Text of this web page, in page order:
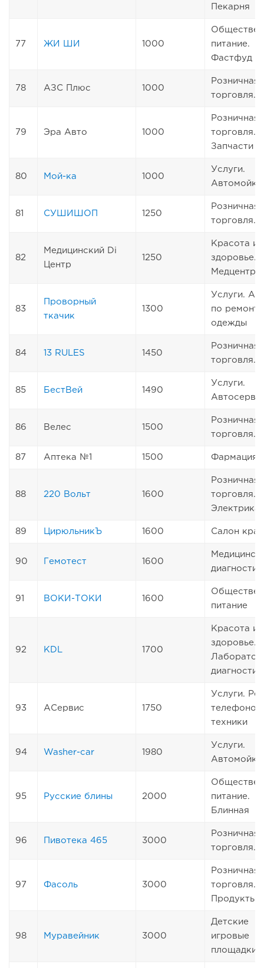
Пекарня
77 ЖИ ШИ 1000
питание.
Фастфуд
78 АЗС Плюс 1000
Розничная
торговля.
79 Эра Авто 1000
Розничная
торговля.
Запчасти
80 Мой-ка 1000
Услуги.
Автомойка
81 СУШИШОП 1250
Розничная
торговля.
82
Медицинский Di
Центр
1250
Красота и
здоровье.
Медцентр
83
Проворный
ткачик
1300
Услуги.
по ремонту
одежды
84 13 RULES 1450
Розничная
торговля.
85 БестВей 1490
Услуги.
86 Велес 1500
Розничная
торговля.
87 Аптека №1 1500 Фармация
88 220 Вольт 1600
Розничная
торговля.
Электрика
89 ЦирюльникЪ 1600 Салон
90 Гемотест 1600
91 ВОКИ-ТОКИ 1600
питание
92 KDL 1700
Красота и
здоровье.
93 АСервис 1750
Услуги.
телефонов
техники
94 Washer-car 1980
Услуги.
Автомойка
95 Русские блины 2000
питание.
Блинная
96 Пивотека 465 3000
Розничная
торговля.
97 Фасоль 3000
Розничная
торговля.
Продукты
98 Муравейник 3000
Детские
игровые
площадки